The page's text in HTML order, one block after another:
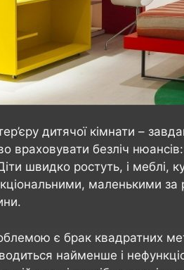
дитячої кімнати –
враховувати безліч
швидко ростуть, і
маленькими за
є брак квадратних
найменше і